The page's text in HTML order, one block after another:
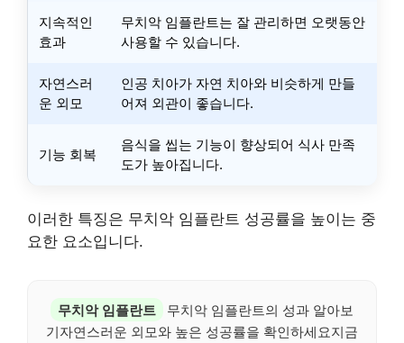
지속적인
효과
무치악 임플란트는 잘 관리하면 오랫동안
사용할 수 있습니다.
자연스러
운 외모
인공 치아가 자연 치아와 비슷하게 만들
어져 외관이 좋습니다.
기능 회복
음식을 씹는 기능이 향상되어 식사 만족
도가 높아집니다.
이러한 특징은 무치악 임플란트 성공률을 높이는 중
요한 요소입니다.
무치악 임플란트
무치악 임플란트의 성과 알아보
기자연스러운 외모와 높은 성공률을 확인하세요지금